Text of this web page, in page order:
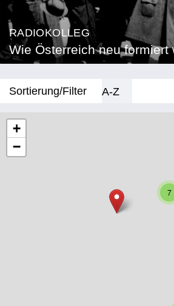
RADIOKOLLEG
Wie Österreich neu formiert
Sortierung/Filter
A-Z
Kärnten
7
+
−